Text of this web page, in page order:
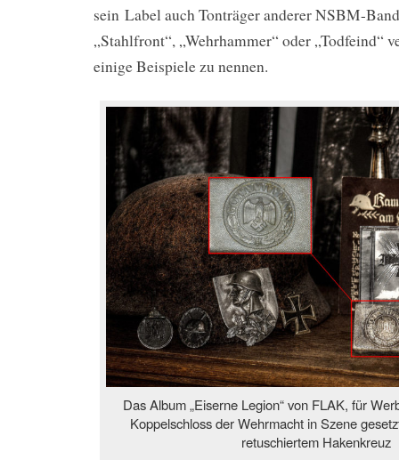
sein Label auch Tonträger anderer NSBM-
„Stahlfront“, „Wehrhammer“ oder „Todfeind“
einige Beispiele zu nennen.
Das Album „Eiserne Legion“ von FLAK, für
Koppelschloss der Wehrmacht in Szene
retuschiertem Hakenkreuz